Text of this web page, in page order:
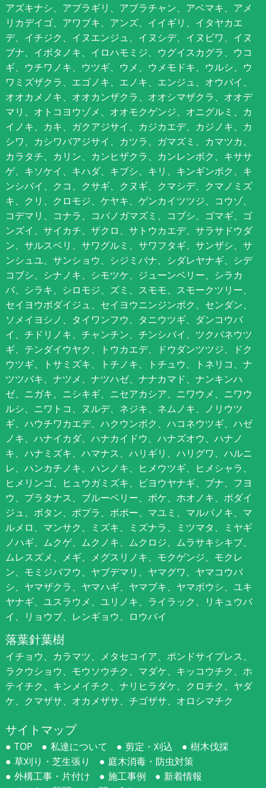
アズキナシ、アブラギリ、アブラチャン、アベマキ、アメ
リカデイゴ、アワブキ、アンズ、イイギリ、イタヤカエ
デ、イチジク、イヌエンジュ、イヌシデ、イヌビワ、イヌ
ブナ、イボタノキ、イロハモミジ、ウグイスカグラ、ウコ
ギ、ウチワノキ、ウツギ、ウメ、ウメモドキ、ウルシ、ウ
ワミズザクラ、エゴノキ、エノキ、エンジュ、オウバイ、
オオカメノキ、オオカンザクラ、オオシマザクラ、オオデ
マリ、オトコヨウゾメ、オオモクゲンジ、オニグルミ、カ
イノキ、カキ、ガクアジサイ、カジカエデ、カジノキ、カ
シワ、カシワバアジサイ、カツラ、ガマズミ、カマツカ、
カラタチ、カリン、カンヒザクラ、カンレンボク、キササ
ゲ、キソケイ、キハダ、キブシ、キリ、キンギンボク、キ
ンシバイ、クコ、クサギ、クヌギ、クマシデ、クマノミズ
キ、クリ、クロモジ、ケヤキ、ゲンカイツツジ、コウゾ、
コデマリ、コナラ、コバノガマズミ、コブシ、ゴマギ、ゴ
ンズイ、サイカチ、ザクロ、サトウカエデ、サラサドウダ
ン、サルスベリ、サワグルミ、サワフタギ、サンザシ、サ
ンシュユ、サンショウ、シジミバナ、シダレヤナギ、シデ
コブシ、シナノキ、シモツケ、ジューンベリー、シラカ
バ、シラキ、シロモジ、ズミ、スモモ、スモークツリー、
セイヨウボダイジュ、セイヨウニンジンボク、センダン、
ソメイヨシノ、タイワンフウ、タニウツギ、ダンコウバ
イ、チドリノキ、チャンチン、チンシバイ、ツクバネウツ
ギ、テンダイウヤク、トウカエデ、ドウダンツツジ、ドク
ウツギ、トサミズキ、トチノキ、トチュウ、トネリコ、ナ
ツツバキ、ナツメ、ナツハゼ、ナナカマド、ナンキンハ
ゼ、ニガキ、ニシキギ、ニセアカシア、ニワウメ、ニワウ
ルシ、ニワトコ、ヌルデ、ネジキ、ネムノキ、ノリウツ
ギ、ハウチワカエデ、ハクウンボク、ハコネウツギ、ハゼ
ノキ、ハナイカダ、ハナカイドウ、ハナズオウ、ハナノ
キ、ハナミズキ、ハマナス、ハリギリ、ハリグワ、ハルニ
レ、ハンカチノキ、ハンノキ、ヒメウツギ、ヒメシャラ、
ヒメリンゴ、ヒュウガミズキ、ビヨウヤナギ、ブナ、フヨ
ウ、プラタナス、ブルーベリー、ボケ、ホオノキ、ボダイ
ジュ、ボタン、ポプラ、ポポー、マユミ、マルバノキ、マ
ルメロ、マンサク、ミズキ、ミズナラ、ミツマタ、ミヤギ
ノハギ、ムクゲ、ムクノキ、ムクロジ、ムラサキシキブ、
ムレスズメ、メギ、メグスリノキ、モクゲンジ、モクレ
ン、モミジバフウ、ヤブデマリ、ヤマグワ、ヤマコウバ
シ、ヤマザクラ、ヤマハギ、ヤマブキ、ヤマボウシ、ユキ
ヤナギ、ユスラウメ、ユリノキ、ライラック、リキュウバ
イ、リョウブ、レンギョウ、ロウバイ
落葉針葉樹
イチョウ、カラマツ、メタセコイア、ポンドサイプレス、
ラクウショウ、モウソウチク、マダケ、キッコウチク、ホ
テイチク、キンメイチク、ナリヒラダケ、クロチク、ヤダ
ケ、クマザサ、オカメザサ、チゴザサ、オロシマチク
サイトマップ
TOP 私達について 剪定・刈込
樹木伐採
草刈り・芝生張り
庭木消毒・防虫対策
外構工事・片付け
施工事例
新着情報